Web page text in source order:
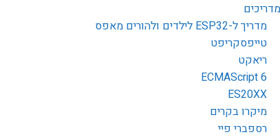
מדריכים
מדריך ל-ESP32 לילדים ולהורים מאפס
טייפסקריפט
ריאקט
ECMAScript 6
ES20XX
מיקרו בקרים
רספברי פיי